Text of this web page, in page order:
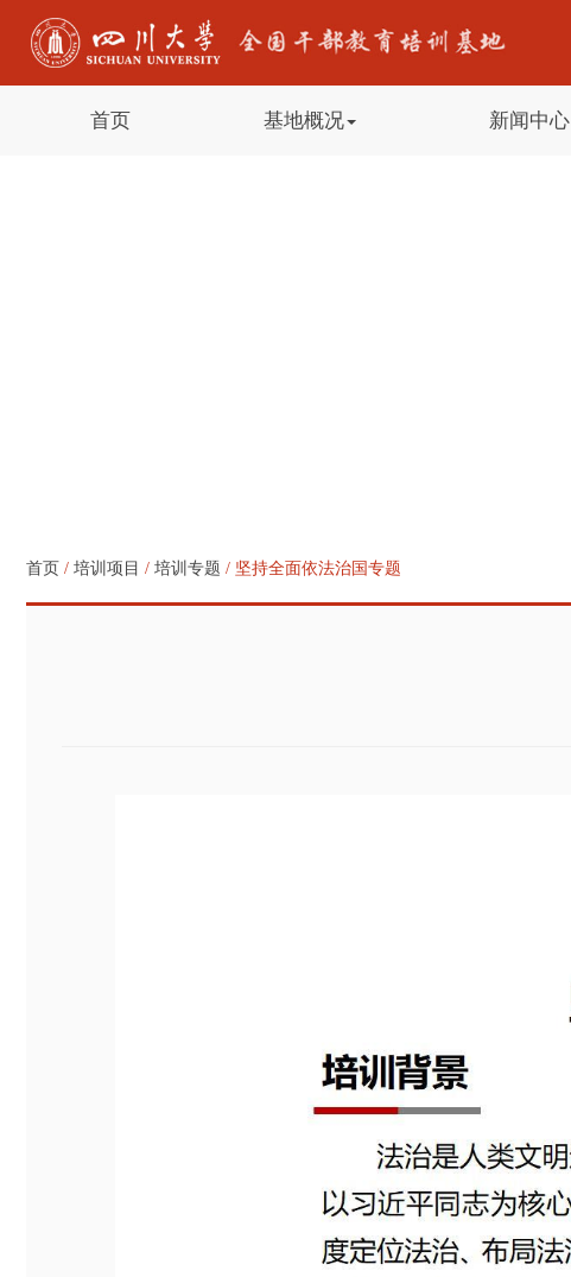
首页 基地概况 新闻中心
首页 / 培训项目 / 培训专题 / 坚持全面依法治国专题